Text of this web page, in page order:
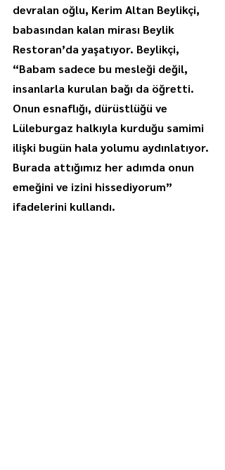
devralan oğlu, Kerim Altan Beylikçi,
babasından kalan mirası Beylik
Restoran’da yaşatıyor. Beylikçi,
“Babam sadece bu mesleği değil,
insanlarla kurulan bağı da öğretti.
Onun esnaflığı, dürüstlüğü ve
Lüleburgaz halkıyla kurduğu samimi
ilişki bugün hala yolumu aydınlatıyor.
Burada attığımız her adımda onun
emeğini ve izini hissediyorum”
ifadelerini kullandı.